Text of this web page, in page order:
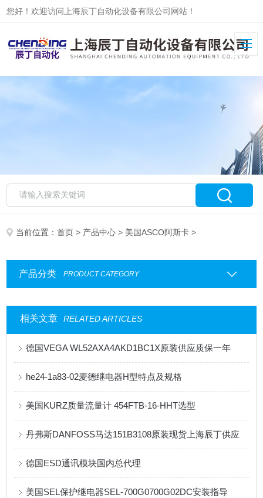
您好！欢迎访问上海辰丁自动化设备有限公司网站！
当前位置：首页 > 产品中心 > 美国ASCO阿斯卡 >
产品分类 PRODUCT CATEGORY
相关文章 RELATED ARTICLES
德国VEGA WL52AXA4AKD1BC1X原装供应质保一年
he24-1a83-02麦德继电器H型特点及规格
美国KURZ质量流量计 454FTB-16-HHT选型
丹弗斯DANFOSS马达151B3108原装现货上海辰丁供应
德国ESD通讯模块国内总代理
美国SEL保护继电器SEL-700G0700G02DC安装指导